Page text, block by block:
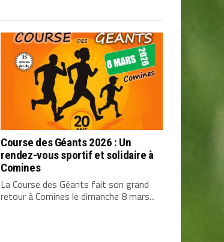
Course des Géants 2026 : Un
rendez-vous sportif et solidaire à
Comines
La Course des Géants fait son grand
retour à Comines le dimanche 8 mars...